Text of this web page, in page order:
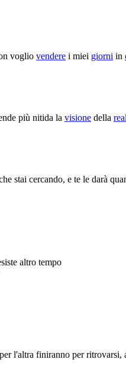
voglio vendere i miei giorni in
più nitida la visione della
stai cercando, e te le darà
altro tempo
l'altra finiranno per ritrovarsi,